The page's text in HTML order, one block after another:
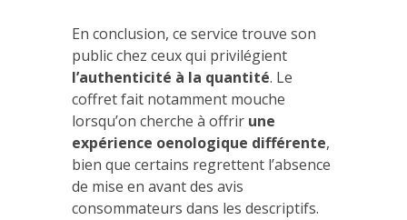
En conclusion, ce service trouve son
public chez ceux qui privilégient
l’authenticité à la quantité. Le
coffret fait notamment mouche
lorsqu’on cherche à offrir une
expérience oenologique différente,
bien que certains regrettent l’absence
de mise en avant des avis
consommateurs dans les descriptifs.